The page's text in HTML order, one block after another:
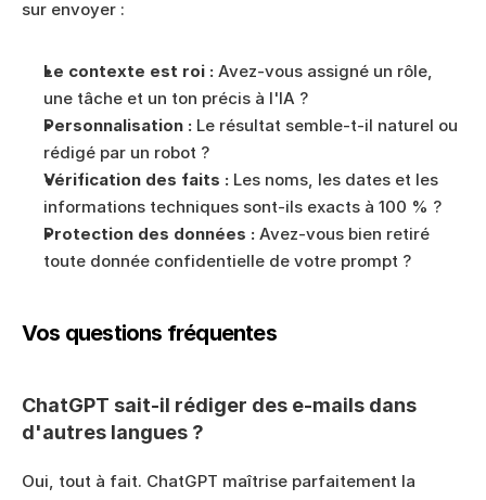
sur envoyer :
Le contexte est roi : Avez-vous assigné un rôle,
une tâche et un ton précis à l'IA ?
Personnalisation : Le résultat semble-t-il naturel ou
rédigé par un robot ?
Vérification des faits : Les noms, les dates et les
informations techniques sont-ils exacts à 100 % ?
Protection des données : Avez-vous bien retiré
toute donnée confidentielle de votre prompt ?
Vos questions fréquentes
ChatGPT sait-il rédiger des e-mails dans
d'autres langues ?
Oui, tout à fait. ChatGPT maîtrise parfaitement la